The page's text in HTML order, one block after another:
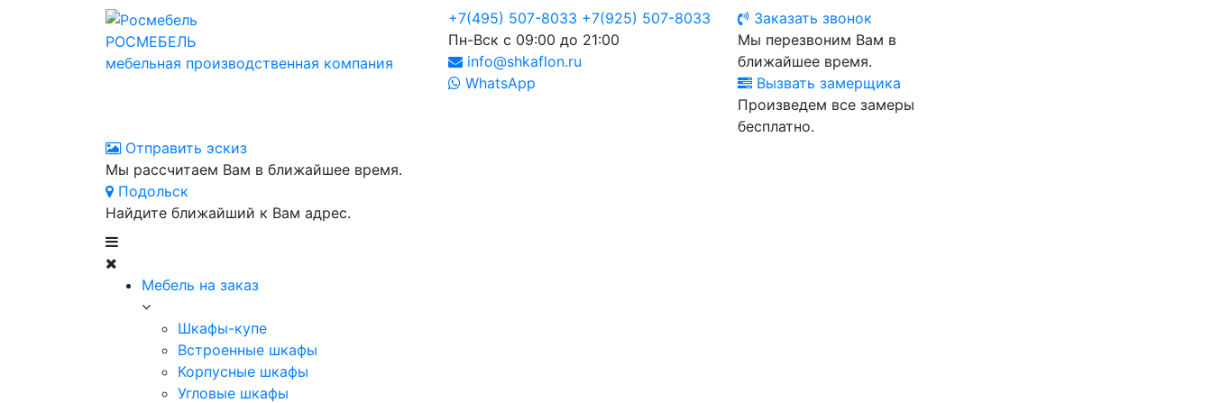
РОСМЕБЕЛЬ
мебельная производственная компания
+7(495) 507-8033 +7(925) 507-8033
Пн-Вск с 09:00 до 21:00
info@shkaflon.ru
WhatsApp
Заказать звонок
Мы перезвоним Вам в
ближайшее время.
Вызвать замерщика
Произведем все замеры
бесплатно.
Отправить эскиз
Мы рассчитаем Вам в ближайшее время.
Подольск
Найдите ближайший к Вам адрес.
Мебель на заказ
Шкафы-купе
Встроенные шкафы
Корпусные шкафы
Угловые шкафы